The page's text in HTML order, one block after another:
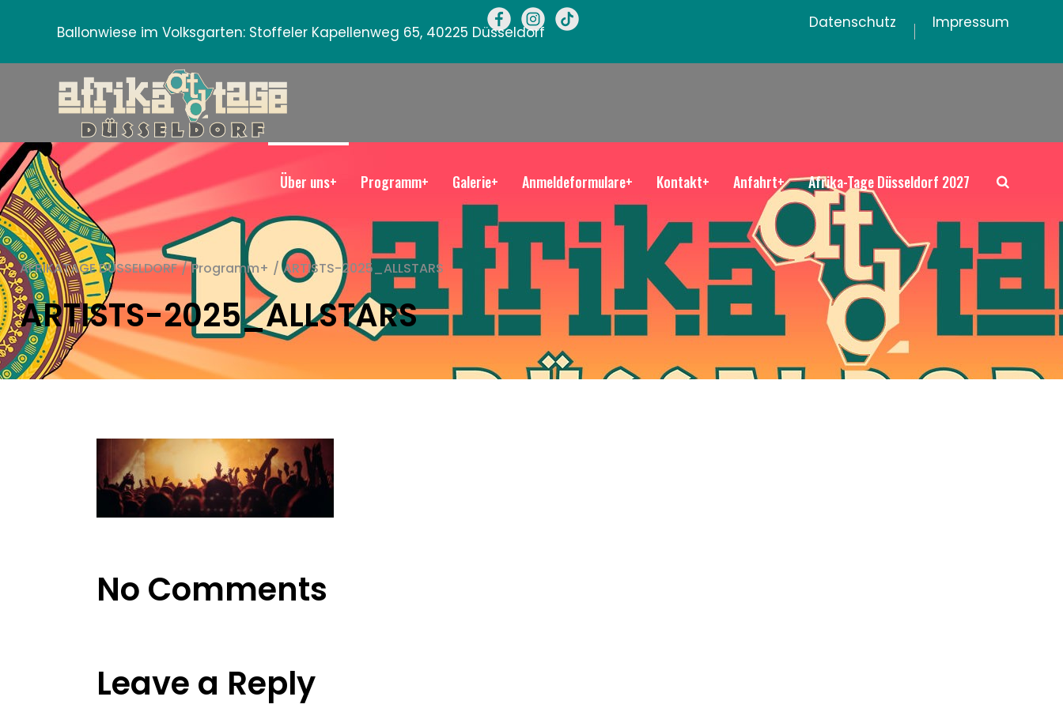
Ballonwiese im Volksgarten: Stoffeler Kapellenweg 65, 40225 Düsseldorf
Datenschutz Impressum
Über uns+ Programm+ Galerie+ Anmeldeformulare+ Kontakt+ Anfahrt+ Afrika-Tage Düsseldorf 2027
AFRIKATAGE DÜSSELDORF / Programm+ / ARTISTS-2025_ALLSTARS
ARTISTS-2025_ALLSTARS
No Comments
Leave a Reply